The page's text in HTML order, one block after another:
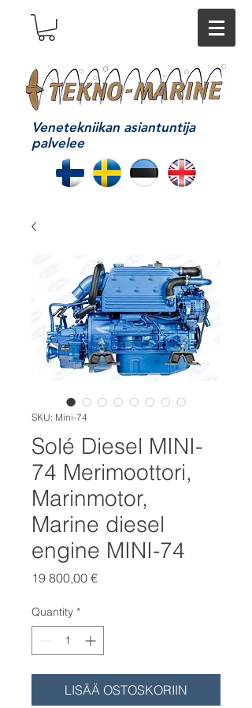
Venetekniikan asiantuntija
palvelee
SKU: Mini-74
Solé Diesel MINI-
74 Merimoottori,
Marinmotor,
Marine diesel
engine MINI-74
19 800,00 €Price
Quantity *
LISÄÄ OSTOSKORIIN